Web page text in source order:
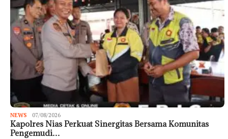
NEWS 07/08/2026
Kapolres Nias Perkuat Sinergitas Bersama Komunitas
Pengemudi…